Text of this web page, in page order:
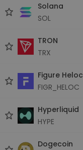
Solana
SOL
TRON
TRX
Figure Heloc
FIGR_HELOC
Hyperliquid
HYPE
Dogecoin